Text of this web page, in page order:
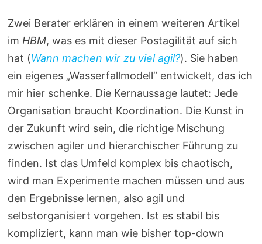
Zwei Berater erklären in einem weiteren Artikel
imHBM, was es mit dieser Postagilität auf sich
hat (Wann machen wir zu viel agil?). Sie haben
ein eigenes „Wasserfallmodell“ entwickelt, das ich
mir hier schenke. Die Kernaussage lautet: Jede
Organisation braucht Koordination. Die Kunst in
der Zukunft wird sein, die richtige Mischung
zwischen agiler und hierarchischer Führung zu
finden. Ist das Umfeld komplex bis chaotisch,
wird man Experimente machen müssen und aus
den Ergebnisse lernen, also agil und
selbstorganisiert vorgehen. Ist es stabil bis
kompliziert, kann man wie bisher top-down